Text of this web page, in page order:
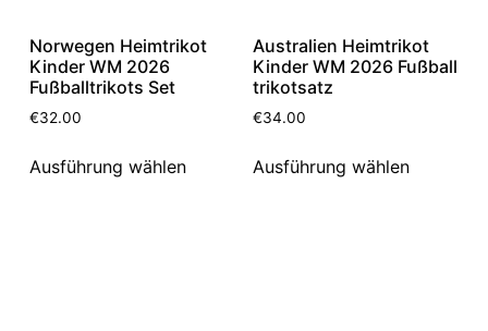
Norwegen Heimtrikot
Kinder WM 2026
Fußballtrikots Set
€32.00
Ausführung wählen
Australien Heimtrikot
Kinder WM 2026 Fußball
trikotsatz
€34.00
Ausführung wählen